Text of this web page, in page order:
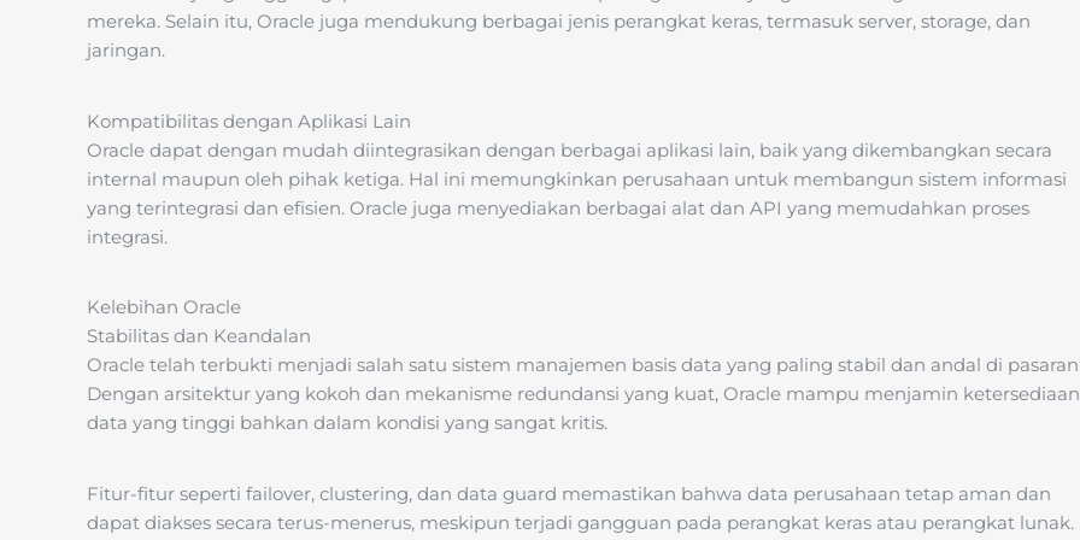
mereka. Selain itu, Oracle juga mendukung berbagai jenis perangkat keras, termasuk server, storage, dan
jaringan.
Kompatibilitas dengan Aplikasi Lain
Oracle dapat dengan mudah diintegrasikan dengan berbagai aplikasi lain, baik yang dikembangkan secara
internal maupun oleh pihak ketiga. Hal ini memungkinkan perusahaan untuk membangun sistem informasi
yang terintegrasi dan efisien. Oracle juga menyediakan berbagai alat dan API yang memudahkan proses
integrasi.
Kelebihan Oracle
Stabilitas dan Keandalan
Oracle telah terbukti menjadi salah satu sistem manajemen basis data yang paling stabil dan andal di
Dengan arsitektur yang kokoh dan mekanisme redundansi yang kuat, Oracle mampu menjamin ketersediaan
data yang tinggi bahkan dalam kondisi yang sangat kritis.
Fitur-fitur seperti failover, clustering, dan data guard memastikan bahwa data perusahaan tetap aman dan
dapat diakses secara terus-menerus, meskipun terjadi gangguan pada perangkat keras atau perangkat lunak.